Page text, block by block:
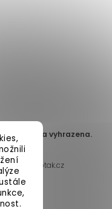
práva vyhrazena.
Shoptak.cz